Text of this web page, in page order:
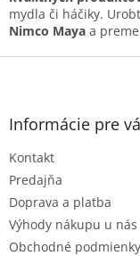
mydla či háčiky.
Nimco Maya a
Z
Informácie pre
Kontakt
Predajňa
Doprava a platba
Výhody nákupu u nás
Obchodné podmienky